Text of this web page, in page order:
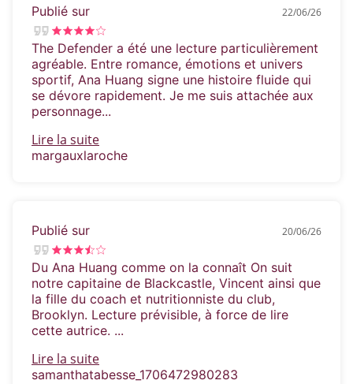
Publié sur 22/06/26
The Defender a été une lecture particulièrement
agréable. Entre romance, émotions et univers
sportif, Ana Huang signe une histoire fluide qui
se dévore rapidement. Je me suis attachée aux
personnage...
Lire la suite
margauxlaroche
Publié sur 20/06/26
Du Ana Huang comme on la connaît On suit
notre capitaine de Blackcastle, Vincent ainsi que
la fille du coach et nutritionniste du club,
Brooklyn. Lecture prévisible, à force de lire
cette autrice. ...
Lire la suite
samanthatabesse_1706472980283